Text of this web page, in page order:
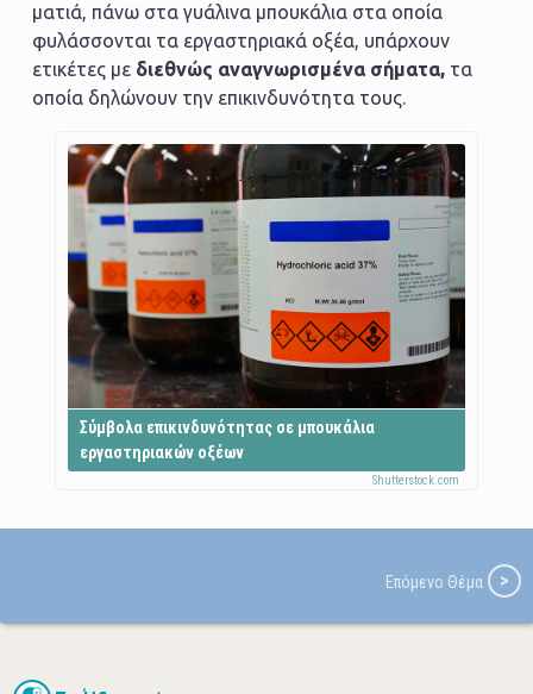
ματιά, πάνω στα γυάλινα μπουκάλια στα οποία
φυλάσσονται τα εργαστηριακά οξέα, υπάρχουν
ετικέτες με διεθνώς αναγνωρισμένα σήματα,τα
οποία δηλώνουν την επικινδυνότητα τους.
Σύμβολα επικινδυνότητας σε μπουκάλια
εργαστηριακών οξέων